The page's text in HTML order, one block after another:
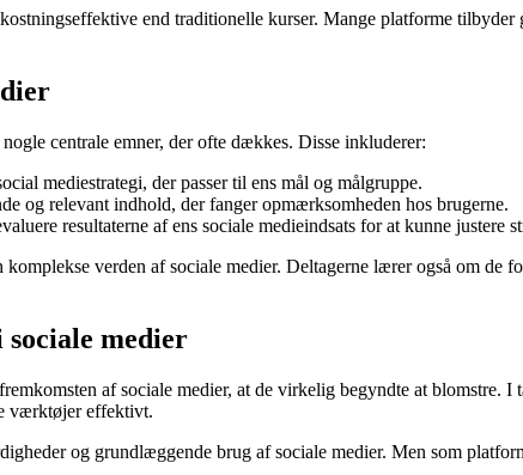
end traditionelle kurser. Mange platforme
centrale emner, der ofte dækkes. Disse inkluderer:
mediestrategi, der passer til ens mål og målgruppe.
og relevant indhold, der fanger opmærksomheden hos brugerne.
resultaterne af ens sociale medieindsats for at kunne justere
verden af sociale medier. Deltagerne lærer også om
medier
af sociale medier, at de virkelig begyndte at
værktøjer effektivt.
og grundlæggende brug af sociale medier. Men som